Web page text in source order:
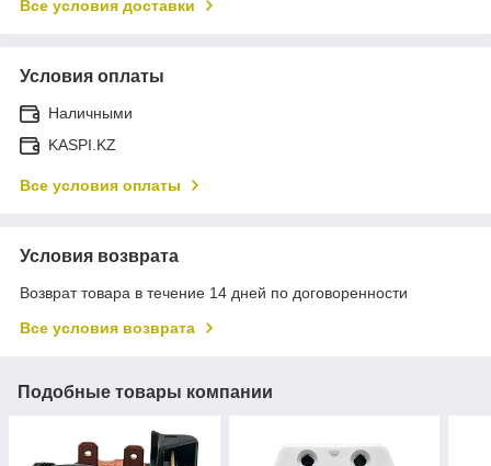
Все условия доставки
Условия оплаты
Наличными
KASPI.KZ
Все условия оплаты
Условия возврата
Возврат товара в течение 14 дней по договоренности
Все условия возврата
Подобные товары компании